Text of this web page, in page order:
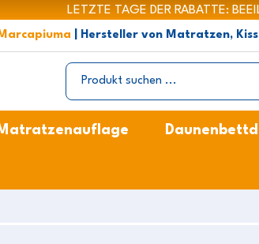
LETZTE TAGE DER RABATTE:
| Hersteller von Matratzen,